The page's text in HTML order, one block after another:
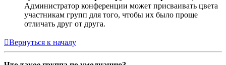
Администратор конференции может присваивать цвета
участникам групп для того, чтобы их было проще
отличать друг от друга.
Вернуться к началу